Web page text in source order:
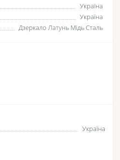
Україна
Україна
Дзеркало Латунь Мідь Сталь
Україна